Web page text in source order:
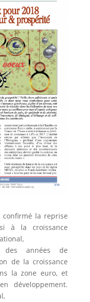
confirmé la reprise
à la croissance
des années de
de la croissance
la zone euro, et
développement.